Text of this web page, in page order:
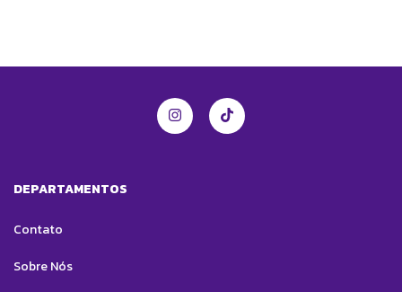
DEPARTAMENTOS
Contato
Sobre Nós